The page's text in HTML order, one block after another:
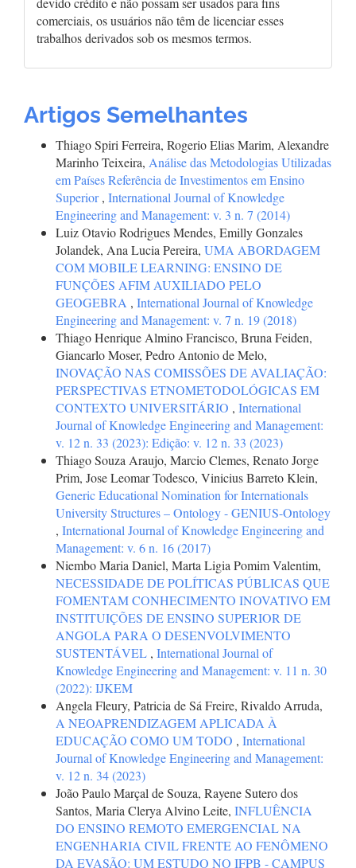
comerciais, os usuários não têm de licenciar esses
trabalhos derivados sob os mesmos termos.
Artigos Semelhantes
Thiago Spiri Ferreira, Rogerio Elias Marim, Alexandre
Marinho Teixeira, Análise das Metodologias Utilizadas
em Países Referência de Investimentos em Ensino
Superior, International Journal of Knowledge
Engineering and Management: v. 3 n. 7 (2014)
Luiz Otavio Rodrigues Mendes, Emilly Gonzales
Jolandek, Ana Lucia Pereira, UMA ABORDAGEM
COM MOBILE LEARNING: ENSINO DE
FUNÇÕES AFIM AUXILIADO PELO
GEOGEBRA , International Journal of Knowledge
Engineering and Management: v. 7 n. 19 (2018)
Thiago Henrique Almino Francisco, Bruna Feiden,
Giancarlo Moser, Pedro Antonio de Melo,
INOVAÇÃO NAS COMISSÕES DE AVALIAÇÃO:
PERSPECTIVAS ETNOMETODOLÓGICAS EM
CONTEXTO UNIVERSITÁRIO , International
Journal of Knowledge Engineering and Management:
v. 12 n. 33 (2023): Edição: v. 12 n. 33 (2023)
Thiago Souza Araujo, Marcio Clemes, Renato Jorge
Prim, Jose Leomar Todesco, Vinicius Barreto Klein,
Generic Educational Nomination for Internationals
University Structures – Ontology - GENIUS-Ontology
, International Journal of Knowledge Engineering and
Management: v. 6 n. 16 (2017)
Niembo Maria Daniel, Marta Ligia Pomim Valentim,
NECESSIDADE DE POLÍTICAS PÚBLICAS QUE
FOMENTAM CONHECIMENTO INOVATIVO EM
INSTITUIÇÕES DE ENSINO SUPERIOR DE
ANGOLA PARA O DESENVOLVIMENTO
SUSTENTÁVEL , International Journal of
Knowledge Engineering and Management: v. 11 n. 30
(2022): IJKEM
Angela Fleury, Patricia de Sá Freire, Rivaldo Arruda,
A NEOAPRENDIZAGEM APLICADA À
EDUCAÇÃO COMO UM TODO , International
Journal of Knowledge Engineering and Management:
v. 12 n. 34 (2023)
João Paulo Marçal de Souza, Rayene Sutero dos
Santos, Maria Clerya Alvino Leite, INFLUÊNCIA
DO ENSINO REMOTO EMERGENCIAL NA
ENGENHARIA CIVIL FRENTE AO FENÔMENO
DA EVASÃO: UM ESTUDO NO IFPB - CAMPUS